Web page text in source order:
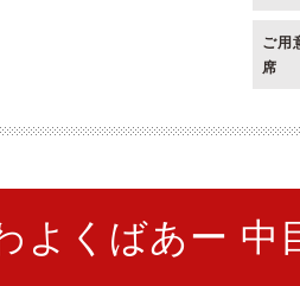
ご用
席
よくばあー 中